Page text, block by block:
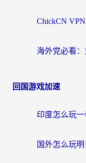
回国游戏加速